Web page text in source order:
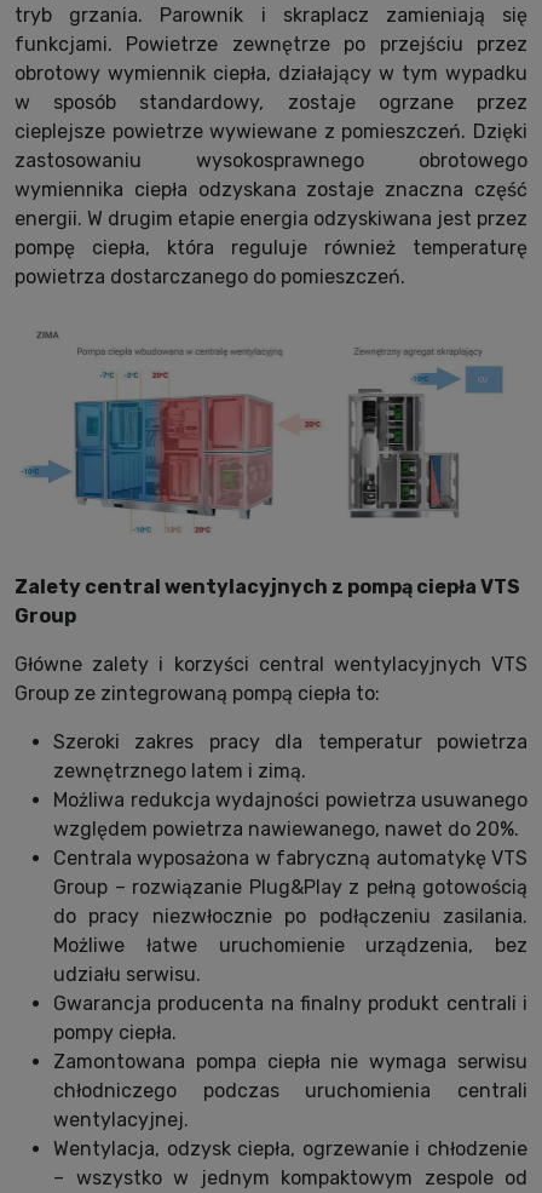
tryb grzania. Parownik i skraplacz zamieniają się
funkcjami. Powietrze zewnętrze po przejściu przez
obrotowy wymiennik ciepła, działający w tym wypadku
w sposób standardowy, zostaje ogrzane przez
cieplejsze powietrze wywiewane z pomieszczeń. Dzięki
zastosowaniu wysokosprawnego obrotowego
wymiennika ciepła odzyskana zostaje znaczna część
energii. W drugim etapie energia odzyskiwana jest przez
pompę ciepła, która reguluje również temperaturę
powietrza dostarczanego do pomieszczeń.
Zalety central wentylacyjnych z pompą ciepła VTS
Group
Główne zalety i korzyści central wentylacyjnych VTS
Group ze zintegrowaną pompą ciepła to:
Szeroki zakres pracy dla temperatur powietrza
zewnętrznego latem i zimą.
Możliwa redukcja wydajności powietrza usuwanego
względem powietrza nawiewanego, nawet do 20%.
Centrala wyposażona w fabryczną automatykę VTS
Group – rozwiązanie Plug&Play z pełną gotowością
do pracy niezwłocznie po podłączeniu zasilania.
Możliwe łatwe uruchomienie urządzenia, bez
udziału serwisu.
Gwarancja producenta na finalny produkt centrali i
pompy ciepła.
Zamontowana pompa ciepła nie wymaga serwisu
chłodniczego podczas uruchomienia centrali
wentylacyjnej.
Wentylacja, odzysk ciepła, ogrzewanie i chłodzenie
– wszystko w jednym kompaktowym zespole od